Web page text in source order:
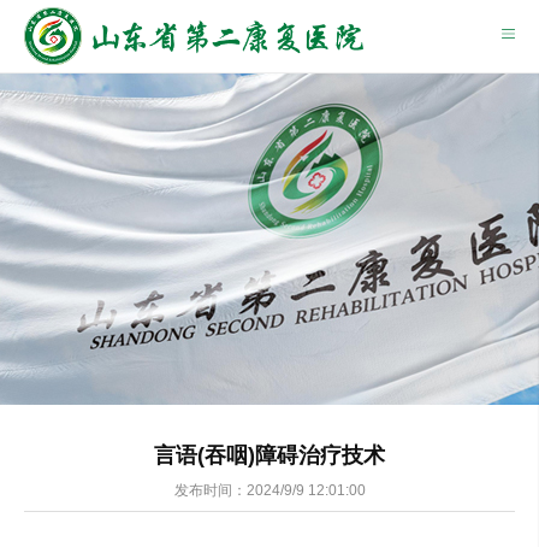
言语(吞咽)障碍治疗技术
发布时间：2024/9/9 12:01:00